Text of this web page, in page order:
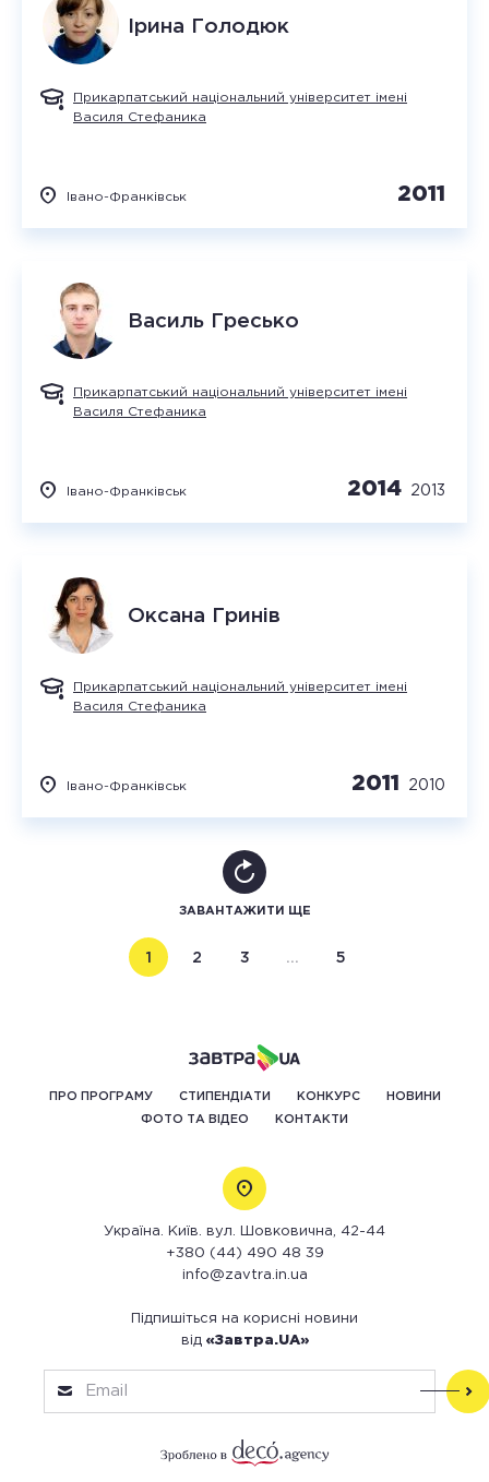
Ірина Голодюк
Прикарпатський національний університет імені
Василя Стефаника
Івано-Франківськ 2011
Василь Гресько
Прикарпатський національний університет імені
Василя Стефаника
Івано-Франківськ 2014 2013
Оксана Гринів
Прикарпатський національний університет імені
Василя Стефаника
Івано-Франківськ 2011 2010
ЗАВАНТАЖИТИ ЩЕ
1 2 3 … 5
ПРО ПРОГРАМУ СТИПЕНДІАТИ КОНКУРС НОВИНИ
ФОТО ТА ВІДЕО КОНТАКТИ
Україна. Київ. вул. Шовковична, 42-44
+380 (44) 490 48 39
info@zavtra.in.ua
Підпишіться на корисні новини
від «Завтра.UA»